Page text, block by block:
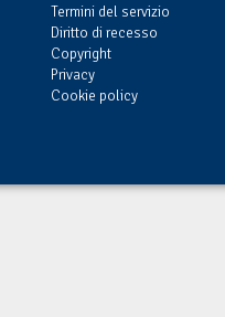
Termini del servizio
Diritto di recesso
Copyright
Privacy
Cookie policy